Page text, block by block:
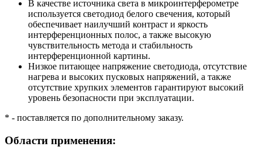
В качестве источника света в микроинтерферометре
используется светодиод белого свечения, который
обеспечивает наилучший контраст и яркость
интерференционных полос, а также высокую
чувствительность метода и стабильность
интерференционной картины.
Низкое питающее напряжение светодиода, отсутствие
нагрева и высоких пусковых напряжений, а также
отсутствие хрупких элементов гарантируют высокий
уровень безопасности при эксплуатации.
* - поставляется по дополнительному заказу.
Области применения: